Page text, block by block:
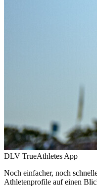
DLV TrueAthletes App
Noch einfacher, noch
Athletenprofile auf einen